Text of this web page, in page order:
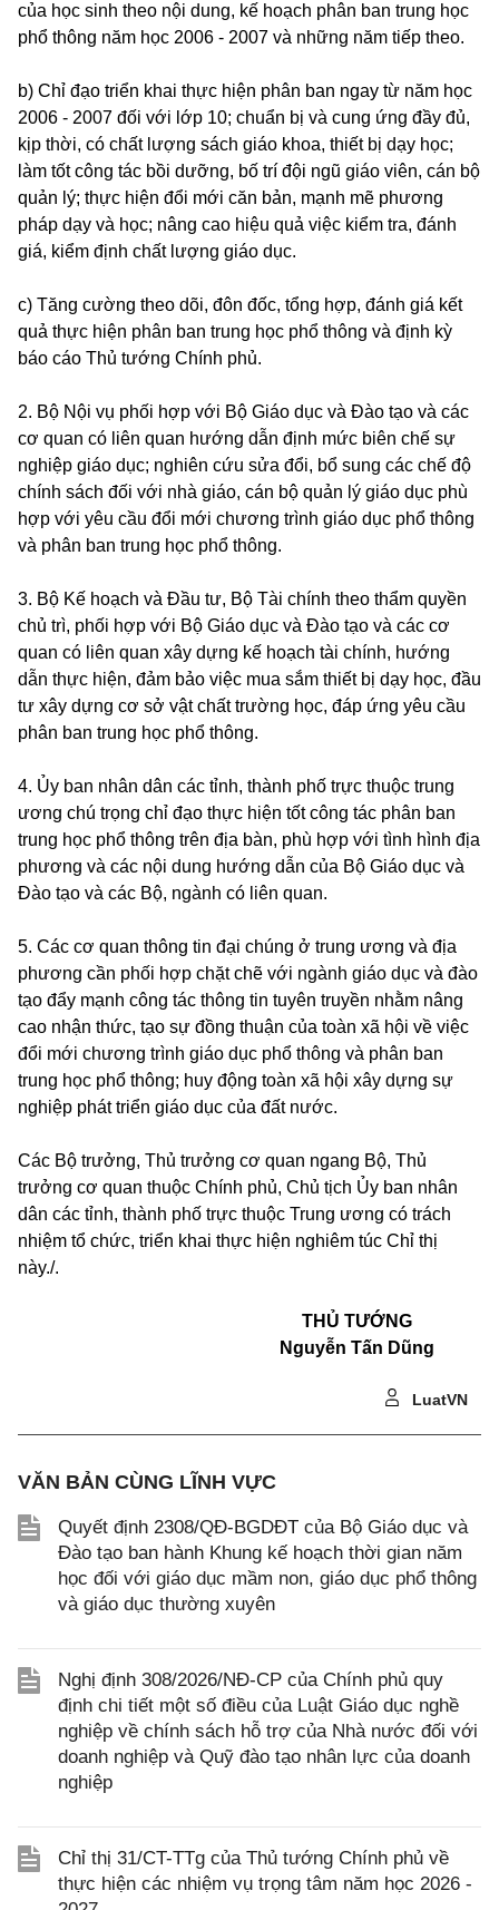
của học sinh theo nội dung, kế hoạch phân ban trung học
phổ thông năm học 2006 - 2007 và những năm tiếp theo.
b) Chỉ đạo triển khai thực hiện phân ban ngay từ năm học
2006 - 2007 đối với lớp 10; chuẩn bị và cung ứng đầy đủ,
kịp thời, có chất lượng sách giáo khoa, thiết bị dạy học;
làm tốt công tác bồi dưỡng, bố trí đội ngũ giáo viên, cán bộ
quản lý; thực hiện đổi mới căn bản, mạnh mẽ phương
pháp dạy và học; nâng cao hiệu quả việc kiểm tra, đánh
giá, kiểm định chất lượng giáo dục.
c) Tăng cường theo dõi, đôn đốc, tổng hợp, đánh giá kết
quả thực hiện phân ban trung học phổ thông và định kỳ
báo cáo Thủ tướng Chính phủ.
2. Bộ Nội vụ phối hợp với Bộ Giáo dục và Đào tạo và các
cơ quan có liên quan hướng dẫn định mức biên chế sự
nghiệp giáo dục; nghiên cứu sửa đổi, bổ sung các chế độ
chính sách đối với nhà giáo, cán bộ quản lý giáo dục phù
hợp với yêu cầu đổi mới chương trình giáo dục phổ thông
và phân ban trung học phổ thông.
3. Bộ Kế hoạch và Đầu tư, Bộ Tài chính theo thẩm quyền
chủ trì, phối hợp với Bộ Giáo dục và Đào tạo và các cơ
quan có liên quan xây dựng kế hoạch tài chính, hướng
dẫn thực hiện, đảm bảo việc mua sắm thiết bị dạy học, đầu
tư xây dựng cơ sở vật chất trường học, đáp ứng yêu cầu
phân ban trung học phổ thông.
4. Ủy ban nhân dân các tỉnh, thành phố trực thuộc trung
ương chú trọng chỉ đạo thực hiện tốt công tác phân ban
trung học phổ thông trên địa bàn, phù hợp với tình hình địa
phương và các nội dung hướng dẫn của Bộ Giáo dục và
Đào tạo và các Bộ, ngành có liên quan.
5. Các cơ quan thông tin đại chúng ở trung ương và địa
phương cần phối hợp chặt chẽ với ngành giáo dục và đào
tạo đẩy mạnh công tác thông tin tuyên truyền nhằm nâng
cao nhận thức, tạo sự đồng thuận của toàn xã hội về việc
đổi mới chương trình giáo dục phổ thông và phân ban
trung học phổ thông; huy động toàn xã hội xây dựng sự
nghiệp phát triển giáo dục của đất nước.
Các Bộ trưởng, Thủ trưởng cơ quan ngang Bộ, Thủ
trưởng cơ quan thuộc Chính phủ, Chủ tịch Ủy ban nhân
dân các tỉnh, thành phố trực thuộc Trung ương có trách
nhiệm tổ chức, triển khai thực hiện nghiêm túc Chỉ thị
này./.
THỦ TƯỚNG
Nguyễn Tấn Dũng
LuatVN
VĂN BẢN CÙNG LĨNH VỰC
Quyết định 2308/QĐ-BGDĐT của Bộ Giáo dục và
Đào tạo ban hành Khung kế hoạch thời gian năm
học đối với giáo dục mầm non, giáo dục phổ thông
và giáo dục thường xuyên
Nghị định 308/2026/NĐ-CP của Chính phủ quy
định chi tiết một số điều của Luật Giáo dục nghề
nghiệp về chính sách hỗ trợ của Nhà nước đối với
doanh nghiệp và Quỹ đào tạo nhân lực của doanh
nghiệp
Chỉ thị 31/CT-TTg của Thủ tướng Chính phủ về
thực hiện các nhiệm vụ trọng tâm năm học 2026 -